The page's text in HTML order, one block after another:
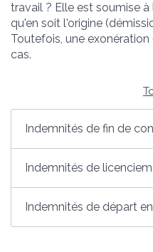
travail ? Elle est soumise
qu'en soit l'origine
Toutefois, une
cas.
Indemnités de fin de
Indemnités de
Indemnités de départ